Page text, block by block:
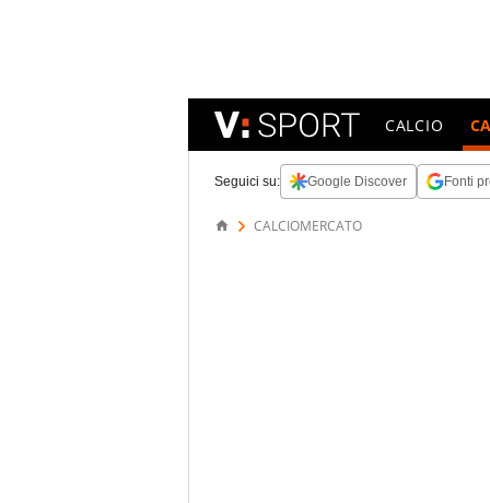
CALCIO
Seguici su: Google Discover Fonti
CALCIOMERCATO